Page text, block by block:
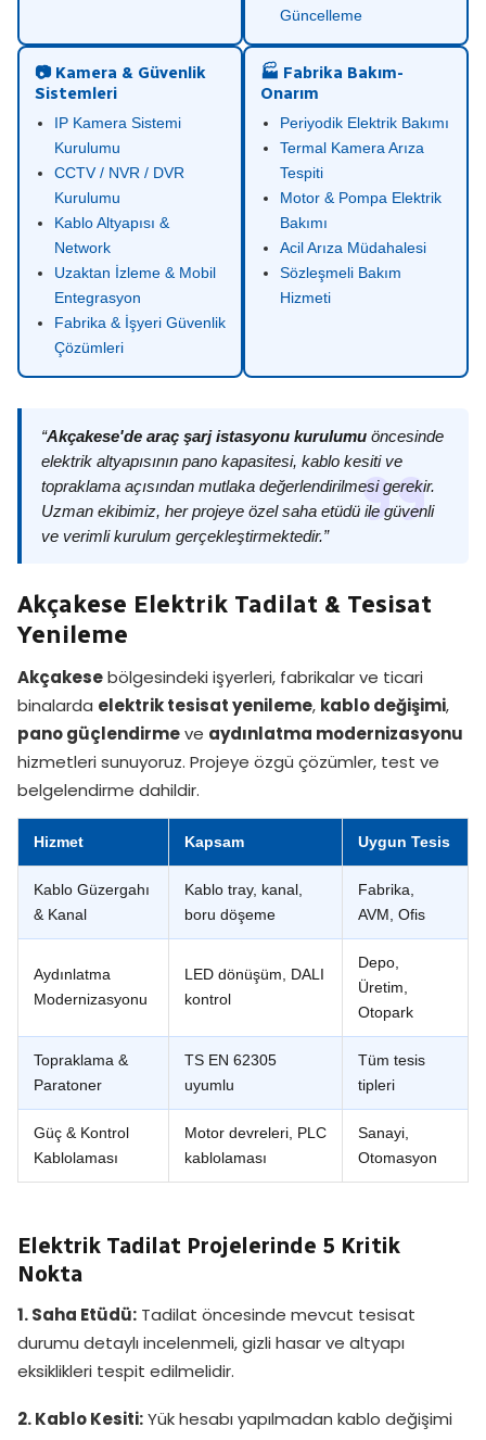
Güncelleme
📷 Kamera & Güvenlik
Sistemleri
IP Kamera Sistemi
Kurulumu
CCTV / NVR / DVR
Kurulumu
Kablo Altyapısı &
Network
Uzaktan İzleme & Mobil
Entegrasyon
Fabrika & İşyeri Güvenlik
Çözümleri
🏭 Fabrika Bakım-
Onarım
Periyodik Elektrik Bakımı
Termal Kamera Arıza
Tespiti
Motor & Pompa Elektrik
Bakımı
Acil Arıza Müdahalesi
Sözleşmeli Bakım
Hizmeti
“Akçakese'de araç şarj istasyonu kurulumu öncesinde
elektrik altyapısının pano kapasitesi, kablo kesiti ve
topraklama açısından mutlaka değerlendirilmesi gerekir.
Uzman ekibimiz, her projeye özel saha etüdü ile güvenli
ve verimli kurulum gerçekleştirmektedir.”
Akçakese Elektrik Tadilat & Tesisat
Yenileme
Akçakesebölgesindeki işyerleri, fabrikalar ve ticari
binalarda elektrik tesisat yenileme, kablo değişimi,
pano güçlendirmeve aydınlatma modernizasyonu
hizmetleri sunuyoruz. Projeye özgü çözümler, test ve
belgelendirme dahildir.
Hizmet Kapsam Uygun Tesis
Kablo Güzergahı
& Kanal
Kablo tray, kanal,
boru döşeme
Fabrika,
AVM, Ofis
Aydınlatma
Modernizasyonu
LED dönüşüm, DALI
kontrol
Depo,
Üretim,
Otopark
Topraklama &
Paratoner
TS EN 62305
uyumlu
Tüm tesis
tipleri
Güç & Kontrol
Kablolaması
Motor devreleri, PLC
kablolaması
Sanayi,
Otomasyon
Elektrik Tadilat Projelerinde 5 Kritik
Nokta
1. Saha Etüdü: Tadilat öncesinde mevcut tesisat
durumu detaylı incelenmeli, gizli hasar ve altyapı
eksiklikleri tespit edilmelidir.
2. Kablo Kesiti:Yük hesabı yapılmadan kablo değişimi